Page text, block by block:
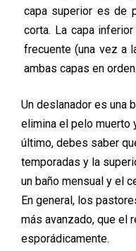
capa superior es de
corta. La capa
frecuente (una vez a
ambas capas en orden.
Un deslanador es una
elimina el pelo muerto
último, debes saber
temporadas y la
un baño mensual y el
En general, los
más avanzado, que el
esporádicamente.